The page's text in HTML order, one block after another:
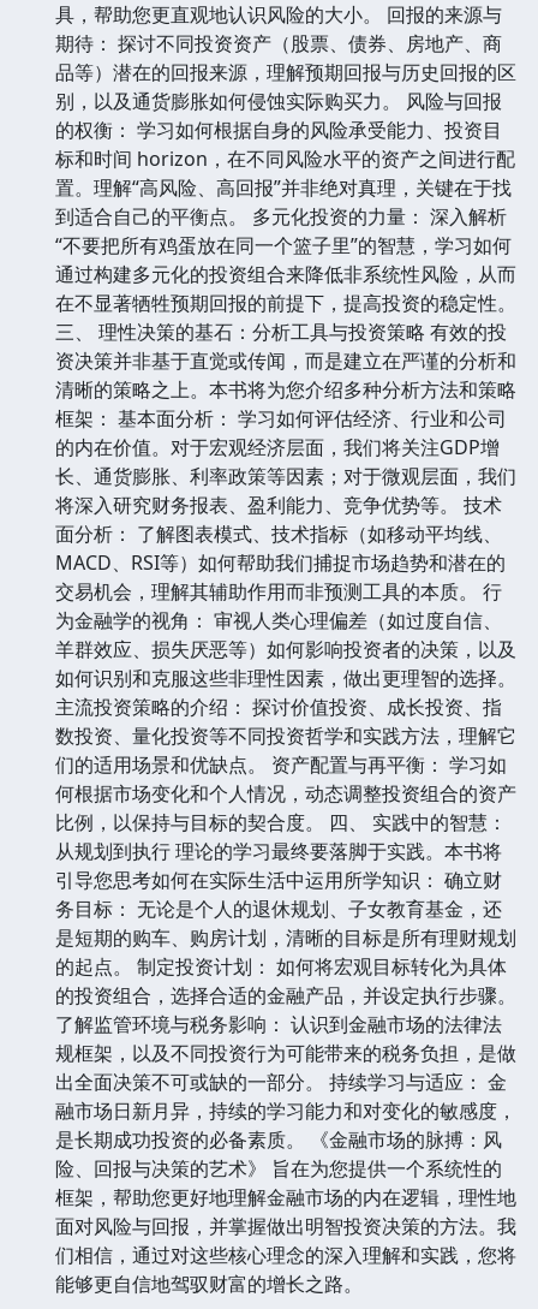
具，帮助您更直观地认识风险的大小。 回报的来源与
期待： 探讨不同投资资产（股票、债券、房地产、商
品等）潜在的回报来源，理解预期回报与历史回报的区
别，以及通货膨胀如何侵蚀实际购买力。 风险与回报
的权衡： 学习如何根据自身的风险承受能力、投资目
标和时间 horizon，在不同风险水平的资产之间进行配
置。理解“高风险、高回报”并非绝对真理，关键在于找
到适合自己的平衡点。 多元化投资的力量： 深入解析
“不要把所有鸡蛋放在同一个篮子里”的智慧，学习如何
通过构建多元化的投资组合来降低非系统性风险，从而
在不显著牺牲预期回报的前提下，提高投资的稳定性。
三、 理性决策的基石：分析工具与投资策略 有效的投
资决策并非基于直觉或传闻，而是建立在严谨的分析和
清晰的策略之上。本书将为您介绍多种分析方法和策略
框架： 基本面分析： 学习如何评估经济、行业和公司
的内在价值。对于宏观经济层面，我们将关注GDP增
长、通货膨胀、利率政策等因素；对于微观层面，我们
将深入研究财务报表、盈利能力、竞争优势等。 技术
面分析： 了解图表模式、技术指标（如移动平均线、
MACD、RSI等）如何帮助我们捕捉市场趋势和潜在的
交易机会，理解其辅助作用而非预测工具的本质。 行
为金融学的视角： 审视人类心理偏差（如过度自信、
羊群效应、损失厌恶等）如何影响投资者的决策，以及
如何识别和克服这些非理性因素，做出更理智的选择。
主流投资策略的介绍： 探讨价值投资、成长投资、指
数投资、量化投资等不同投资哲学和实践方法，理解它
们的适用场景和优缺点。 资产配置与再平衡： 学习如
何根据市场变化和个人情况，动态调整投资组合的资产
比例，以保持与目标的契合度。 四、 实践中的智慧：
从规划到执行 理论的学习最终要落脚于实践。本书将
引导您思考如何在实际生活中运用所学知识： 确立财
务目标： 无论是个人的退休规划、子女教育基金，还
是短期的购车、购房计划，清晰的目标是所有理财规划
的起点。 制定投资计划： 如何将宏观目标转化为具体
的投资组合，选择合适的金融产品，并设定执行步骤。
了解监管环境与税务影响： 认识到金融市场的法律法
规框架，以及不同投资行为可能带来的税务负担，是做
出全面决策不可或缺的一部分。 持续学习与适应： 金
融市场日新月异，持续的学习能力和对变化的敏感度，
是长期成功投资的必备素质。 《金融市场的脉搏：风
险、回报与决策的艺术》 旨在为您提供一个系统性的
框架，帮助您更好地理解金融市场的内在逻辑，理性地
面对风险与回报，并掌握做出明智投资决策的方法。我
们相信，通过对这些核心理念的深入理解和实践，您将
能够更自信地驾驭财富的增长之路。